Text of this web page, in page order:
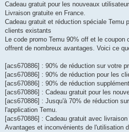
Cadeau gratuit pour les nouveaux
Livraison gratuite en France.
Cadeau gratuit et réduction spéciale Temu
clients existants
Le code promo Temu 90% off et le coupon
offrent de nombreux avantages. Voici ce
[acs670886] : 90% de réduction sur votre
[acs670886] : 90% de réduction pour les
[acs670886] : 90% de réduction
[acs670886] : Cadeau gratuit pour les
[acs670886] : Jusqu'à 70% de réduction
l'application Temu.
[acs670886] : Cadeau gratuit avec
Avantages et inconvénients de l'utilisation